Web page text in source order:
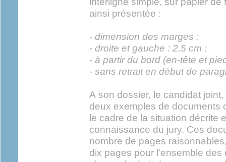
ainsi présentée :
- dimension des marges :
- droite et gauche : 2,5 cm ;
- à partir du bord (en-tête et
- sans retrait en début de
A son dossier, le candidat
deux exemples de documents
le cadre de la situation décrite
connaissance du jury. Ces
nombre de pages
dix pages pour l'ensemble